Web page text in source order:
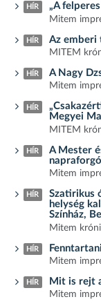
HÍR „A
Mitem
HÍR Az emberi
MITEM
HÍR A Nagy
Mitem
HÍR
Megyei
MITEM
HÍR
A Mester
Mitem
HÍR
Szatirikus
helység
Színház,
Mitem
HÍR
Mitem
HÍR Mit is rejt
Mitem